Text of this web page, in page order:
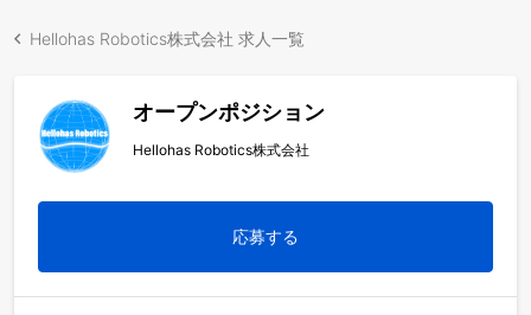
Hellohas Robotics株式会社 求人一覧
オープンポジション
Hellohas Robotics株式会社
応募する